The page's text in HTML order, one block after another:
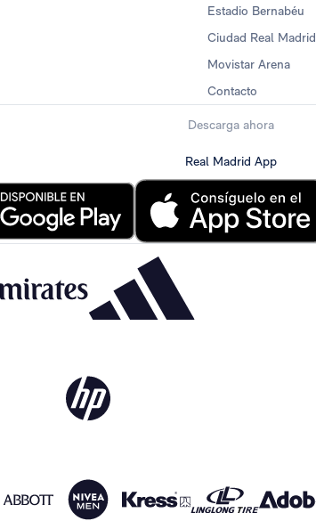
Estadio Bernabéu
Ciudad Real Madrid
Movistar Arena
Contacto
Descarga ahora
Real Madrid App